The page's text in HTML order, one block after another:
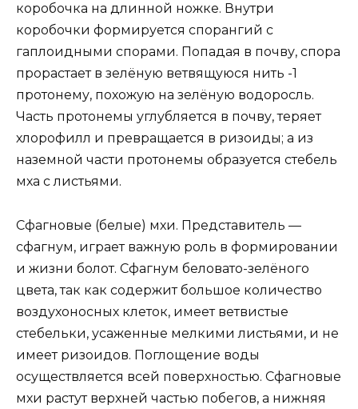
коробочка на длинной ножке. Внутри
коробочки формируется спорангий с
гаплоидными спорами. Попадая в почву, спора
прорастает в зелёную ветвящуюся нить -1
протонему, похожую на зелёную водоросль.
Часть протонемы углубляется в почву, теряет
хлорофилл и превращается в ризоиды; а из
наземной части протонемы образуется стебель
мха с листьями.
Сфагновые (белые) мхи. Представитель —
сфагнум, играет важную роль в формировании
и жизни болот. Сфагнум беловато-зелёного
цвета, так как содержит большое количество
воздухоносных клеток, имеет ветвистые
стебельки, усаженные мелкими листьями, и не
имеет ризоидов. Поглощение воды
осуществляется всей поверхностью. Сфагновые
мхи растут верхней частью побегов, а нижняя